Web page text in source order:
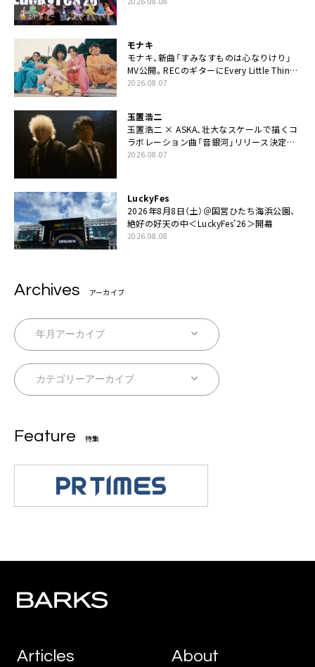
モナキ
モナキ、新曲「すみなすものは心なりけり」
MV公開。RECのギターにEvery Little Thing・
伊藤一朗参加も
2026.08.07
玉置浩二
玉置浩二 × ASKA、壮大なスケールで描くコ
ラボレーション曲「音銀河」リリース決定。
カップリングには新曲「命の宿り」収録も
2026.08.07
LuckyFes
2026年8月8日（土）＠国営ひたち海浜公園、
絶好の好天の中＜LuckyFes’26＞開幕
2026.08.08
Archives アーカイブ
Feature 特集
Articles About